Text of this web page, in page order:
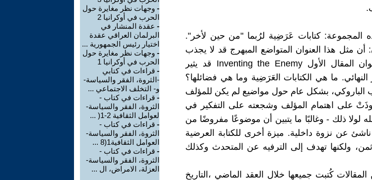
المجموعة: كتابات عَرَضِية لرُبما "من حين لأخر".
أن مثل هذا العنوان المتواضع المبهرج قد لا يجذب
انتباه القارئ، في حين أن عنوان المقال الأول Inventing the Enemy قد يثير
ما هي الكتابات العَرَضِية وما هي فضائلها؟
بشكل عام حول مواضيع لم يكن للمؤلف
على اهتمام المؤلف وشجعته على التفكير في
ذلك - وغالبًا ما يتبين أن موضوعًا مفروضًا من
عن نزوة داخلية. ميزة أخرى للكتابة العرضية
ولكنها تهدف إلى الترفيه عن المتحدث وكذلك
كُتبت جميعها خلال العقد الماضي ،التاريخ
- وجهات نظر مغايرة حول
الحرب في أوكرانيا 2
- عقدة المنشار في
البرلمان العراقي عقدة
اختيار رئيس الجمهورية ...
- وجهات نظر مغايرة حول
الحرب في أوكرانيا 1
- قراءات في كتابي
-الثروة، الفقر والسياسة-
و- التخلف الاجتماعي ...
- قراءات في كتاب -
الثروة، الفقر والسياسة-
لعوامل الثقافية 2-1( ...
- قراءات في كتاب -
الثروة، الفقر والسياسة-
العوامل الثقافية1(8 ...
- قراءات في كتاب -
الثروة، الفقر والسياسة-
العزلة، الامراض، ال ...